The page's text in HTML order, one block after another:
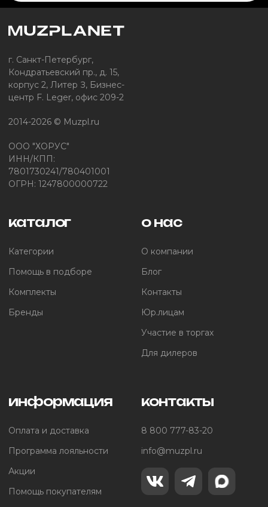
г. Санкт-Петербург,
Кондратьевский пр., д. 15,
корпус 2, Литер З, Бизнес-
центр F. Leger, офис 209-2
2014-2026 © Muzpl.ru
ООО "ХОРУС"
ИНН/КПП:
7801730241/780401001
ОГРН: 1247800000722
каталог
Категории
Помощь в подборе
Комплекты
Бренды
о нас
О компании
Блог
Контакты
Юр.лицам
Участие в торгах
Для дилеров
информация
Оплата и доставка
Программа лояльности
Акции
Помощь покупателям
контакты
8 800 777-83-20
info@muzpl.ru